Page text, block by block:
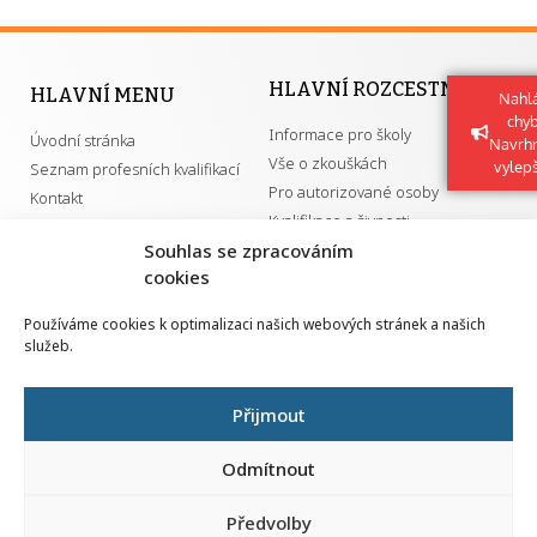
Souhlas se zpracováním
cookies
Používáme cookies k optimalizaci našich webových stránek a našich
služeb.
Přijmout
Odmítnout
Předvolby
HLAVNÍ MENU
Úvodní stránka
Seznam profesních kvalifikací
Kontakt
HLAVNÍ ROZCESTNÍK
Informace pro školy
Vše o zkouškách
Pro autorizované osoby
Kvalifikace a živnosti
GDPR
Národní pedagogický institut ČR
Senovážné náměstí 25
110 00 Praha 1